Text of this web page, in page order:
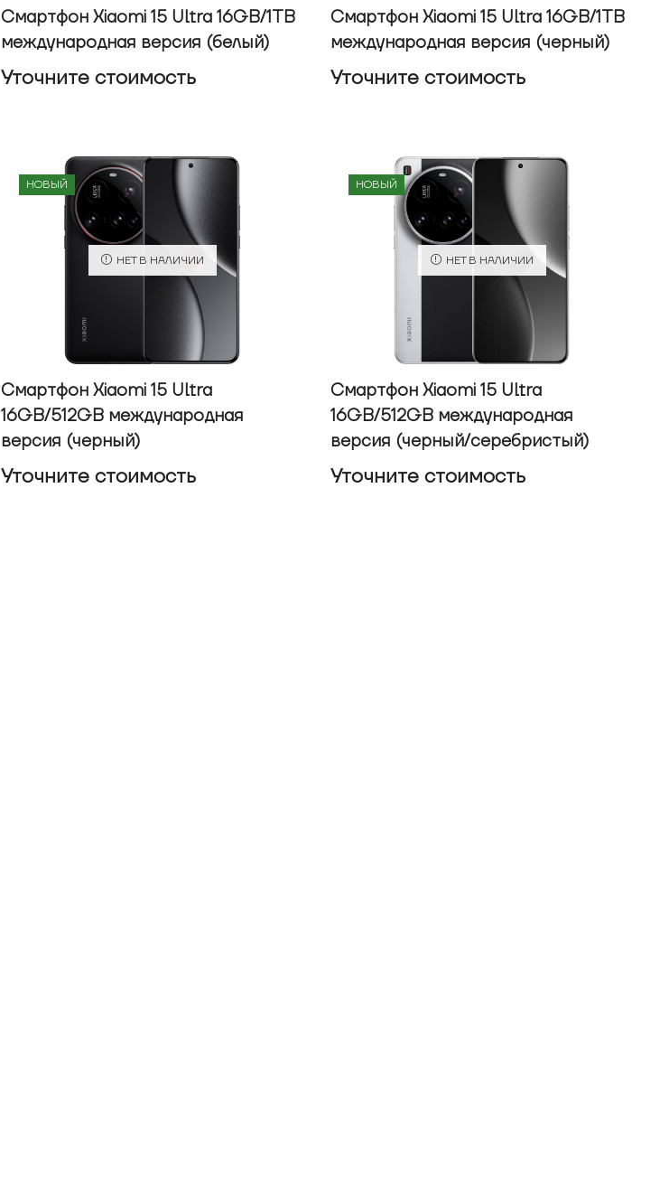
Смартфон Xiaomi 15 Ultra 16GB/1TB
международная версия (белый)
Уточнитe стоимость
Смартфон Xiaomi 15 Ultra 16GB/1TB
международная версия (черный)
Уточнитe стоимость
НОВЫЙ
НЕТ В НАЛИЧИИ
Смартфон Xiaomi 15 Ultra
16GB/512GB международная
версия (черный)
Уточнитe стоимость
НОВЫЙ
НЕТ В НАЛИЧИИ
Смартфон Xiaomi 15 Ultra
16GB/512GB международная
версия (черный/серебристый)
Уточнитe стоимость